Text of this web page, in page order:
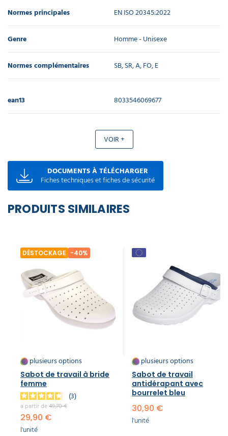
Normes principales EN ISO 20345:2022
Genre Homme - Unisexe
Normes complémentaires SB, SR, A, FO, E
ean13 8033546069677
VOIR +
DOCUMENTS À TÉLÉCHARGER
Fiches techniques et fiches de sécurité
PRODUITS SIMILAIRES
-40%
DÉSTOCKAGE
plusieurs options
Sabot de travail à bride
femme
3
a partir de49,70 €
29,90 €
l'unité
plusieurs options
Sabot de travail
antidérapant avec
bourrelet bleu
30,90 €
l'unité